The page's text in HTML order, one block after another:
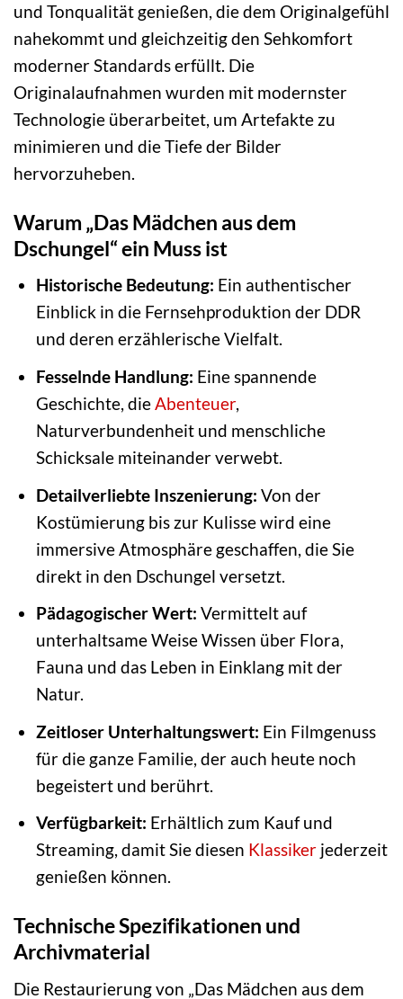
und Tonqualität genießen, die dem Originalgefühl
nahekommt und gleichzeitig den Sehkomfort
moderner Standards erfüllt. Die
Originalaufnahmen wurden mit modernster
Technologie überarbeitet, um Artefakte zu
minimieren und die Tiefe der Bilder
hervorzuheben.
Warum „Das Mädchen aus dem
Dschungel“ ein Muss ist
Historische Bedeutung: Ein authentischer
Einblick in die Fernsehproduktion der DDR
und deren erzählerische Vielfalt.
Fesselnde Handlung: Eine spannende
Geschichte, dieAbenteuer,
Naturverbundenheit und menschliche
Schicksale miteinander verwebt.
Detailverliebte Inszenierung: Von der
Kostümierung bis zur Kulisse wird eine
immersive Atmosphäre geschaffen, die Sie
direkt in den Dschungel versetzt.
Pädagogischer Wert: Vermittelt auf
unterhaltsame Weise Wissen über Flora,
Fauna und das Leben in Einklang mit der
Natur.
Zeitloser Unterhaltungswert: Ein Filmgenuss
für die ganze Familie, der auch heute noch
begeistert und berührt.
Verfügbarkeit: Erhältlich zum Kauf und
Streaming, damit Sie diesen Klassikerjederzeit
genießen können.
Technische Spezifikationen und
Archivmaterial
Die Restaurierung von „Das Mädchen aus dem